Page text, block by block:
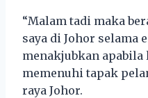
“Malam tadi maka
saya di Johor selama
menakjubkan apabila
memenuhi tapak
raya Johor.